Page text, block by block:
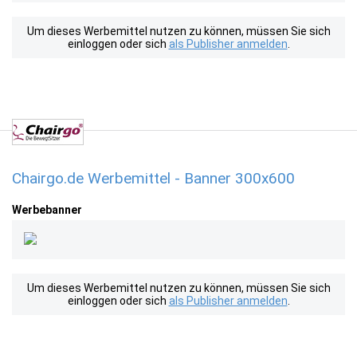
Um dieses Werbemittel nutzen zu können, müssen Sie sich
einloggen oder sich als Publisher anmelden
Chairgo.de Werbemittel - Banner 300x600
Werbebanner
Um dieses Werbemittel nutzen zu können, müssen Sie sich
einloggen oder sich als Publisher anmelden